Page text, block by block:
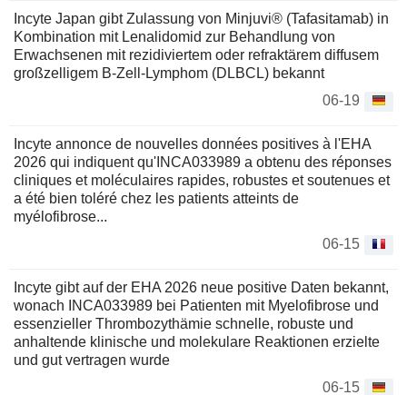
Incyte Japan gibt Zulassung von Minjuvi® (Tafasitamab) in
Kombination mit Lenalidomid zur Behandlung von
Erwachsenen mit rezidiviertem oder refraktärem diffusem
großzelligem B-Zell-Lymphom (DLBCL) bekannt
06-19
Incyte annonce de nouvelles données positives à l'EHA
2026 qui indiquent qu'INCA033989 a obtenu des réponses
cliniques et moléculaires rapides, robustes et soutenues et
a été bien toléré chez les patients atteints de
myélofibrose...
06-15
Incyte gibt auf der EHA 2026 neue positive Daten bekannt,
wonach INCA033989 bei Patienten mit Myelofibrose und
essenzieller Thrombozythämie schnelle, robuste und
anhaltende klinische und molekulare Reaktionen erzielte
und gut vertragen wurde
06-15